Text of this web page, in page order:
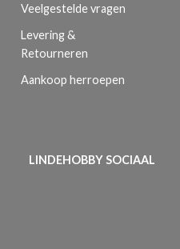
Veelgestelde vragen
Levering &
Retourneren
Aankoop herroepen
LINDEHOBBY SOCIAAL